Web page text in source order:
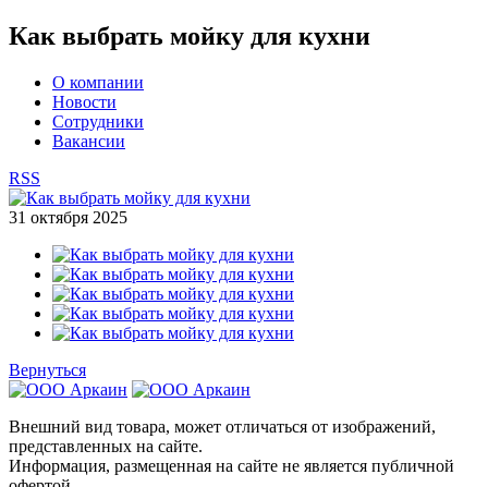
Как выбрать мойку для кухни
О компании
Новости
Сотрудники
Вакансии
RSS
31 октября 2025
Вернуться
Внешний вид товара, может отличаться от изображений,
представленных на сайте.
Информация, размещенная на сайте не является публичной